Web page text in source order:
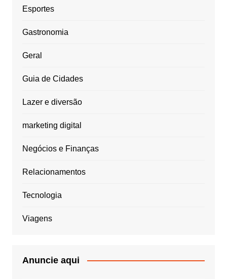
Esportes
Gastronomia
Geral
Guia de Cidades
Lazer e diversão
marketing digital
Negócios e Finanças
Relacionamentos
Tecnologia
Viagens
Anuncie aqui